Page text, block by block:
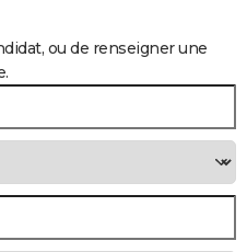
ou de renseigner une